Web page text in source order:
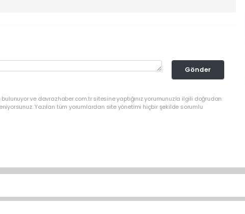
Gönder
bulunuyor ve davrazhaber.com.tr sitesine yaptığınız yorumunuzla ilgili doğrudan
Yazılan tüm yorumlardan site yönetimi hiçbir şekilde sorumlu